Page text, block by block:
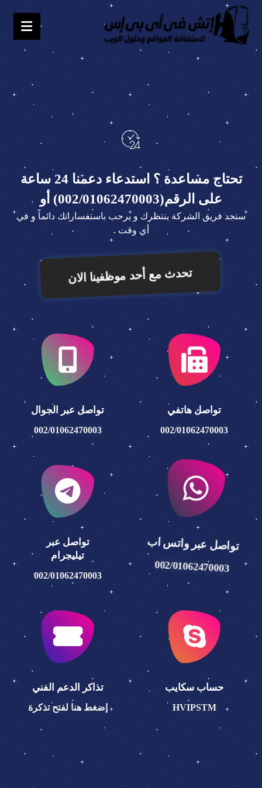
تحتاج مساعدة ؟ استدعاء دعمنا 24 ساعة
على الرقم(002/01062470003) أو
ستجد فريق الشركة ينتظرك و يرحب باستفساراتك دائماً و في
أي وقت .
تحدث مع أحد موظفينا الان
تواصل هاتفي
002/01062470003
تواصل عبر الجوال
002/01062470003
تواصل عبر واتس اب
002/01062470003
تواصل عبر
تيليجرام
002/01062470003
حساب سكايب
HVIPSTM
تذاكر الدعم الفني
إضغط هنا لفتح تذكرة